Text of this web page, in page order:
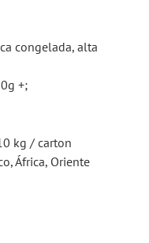
+;
kg / carton
África, Oriente